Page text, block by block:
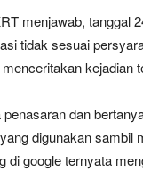
menjawab, tanggal
tidak sesuai
kejadian
penasaran dan
digunakan sambil
di google ternyata